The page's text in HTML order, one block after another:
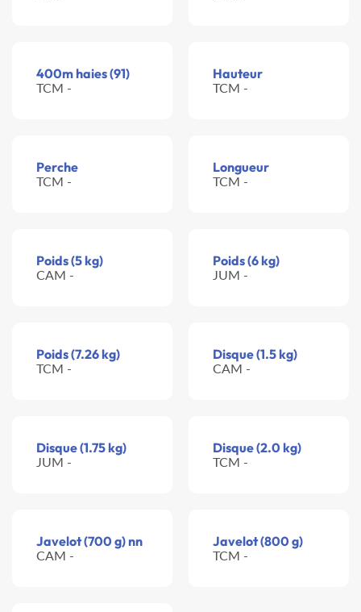
400m haies (91)
TCM -
Hauteur
TCM -
Perche
TCM -
Longueur
TCM -
Poids (5 kg)
CAM -
Poids (6 kg)
JUM -
Poids (7.26 kg)
TCM -
Disque (1.5 kg)
CAM -
Disque (1.75 kg)
JUM -
Disque (2.0 kg)
TCM -
Javelot (700 g) nn
CAM -
Javelot (800 g)
TCM -